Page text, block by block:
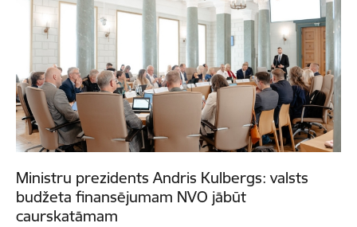
Ministru prezidents Andris Kulbergs: valsts
budžeta finansējumam NVO jābūt
caurskatāmam